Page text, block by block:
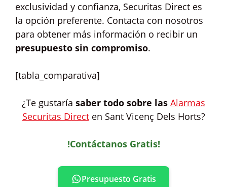
exclusividad y confianza, Securitas Direct es
la opción preferente. Contacta con nosotros
para obtener más información o recibir un
presupuesto sin compromiso.
[tabla_comparativa]
¿Te gustaría saber todo sobre las Alarmas
Securitas Directen Sant Vicenç Dels Horts?
!Contáctanos Gratis!
Presupuesto Gratis